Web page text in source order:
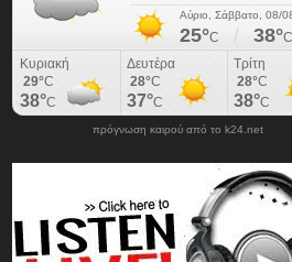
πρόγνωση καιρού από το k24.net